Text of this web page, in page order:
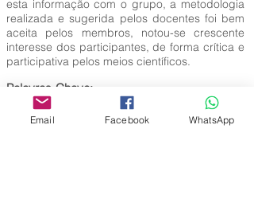
esta informação com o grupo, a metodologia
realizada e sugerida pelos docentes foi bem
aceita pelos membros, notou-se crescente
interesse dos participantes, de forma crítica e
participativa pelos meios científicos.
Palavras-Chave:
Covid-19; Educação a Distância; Ensino
Superior; Grupo de Estudos; Metodologia
Email Facebook WhatsApp